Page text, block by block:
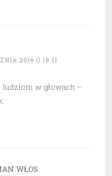
2016 O 18:11
w głowach –
WŁOS